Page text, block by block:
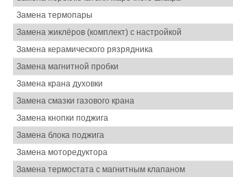
Замена термопары
Замена жиклёров (комплект) с настройкой
Замена керамического рязрядника
Замена магнитной пробки
Замена крана духовки
Замена смазки газового крана
Замена кнопки поджига
Замена блока поджига
Замена моторедуктора
Замена термостата с магнитным клапаном